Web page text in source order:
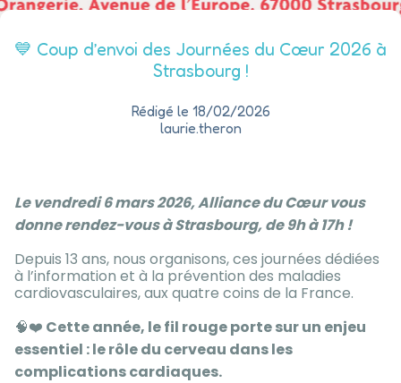
💙 Coup d’envoi des Journées du Cœur 2026 à
Strasbourg !
Rédigé le 18/02/2026
laurie.theron
Le vendredi 6 mars 2026, Alliance du Cœur vous
donne rendez-vous à Strasbourg, de 9h à 17h !
Depuis 13 ans, nous organisons, ces journées dédiées
à l’information et à la prévention des maladies
cardiovasculaires, aux quatre coins de la France.
🧠❤️ Cette année, le fil rouge porte sur un enjeu
essentiel : le rôle du cerveau dans les
complications cardiaques.